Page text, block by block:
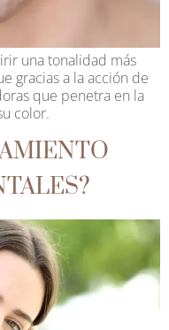
una tonalidad más
gracias a la acción de
que penetra en la
color.